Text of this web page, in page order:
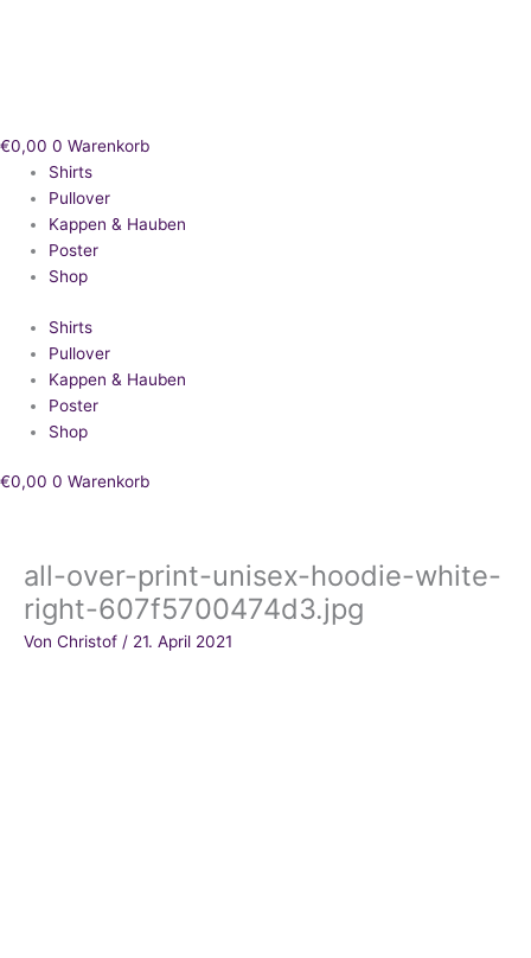
€0,00 0 Warenkorb
Shirts
Pullover
Kappen & Hauben
Poster
Shop
Shirts
Pullover
Kappen & Hauben
Poster
Shop
€0,00 0 Warenkorb
all-over-print-unisex-hoodie-white-
right-607f5700474d3.jpg
Von Christof / 21. April 2021